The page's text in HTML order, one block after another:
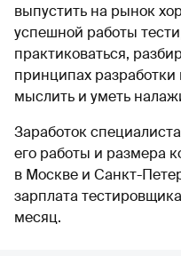
выпустить на рынок
успешной работы
практиковаться,
принципах разработки
мыслить и уметь
Заработок
его работы и размера
в Москве и Санкт-
зарплата
месяц.